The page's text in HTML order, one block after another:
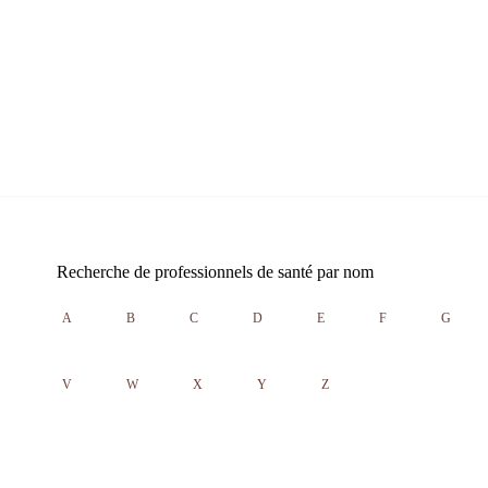
Recherche de professionnels de santé par nom
A B C D E F G
V W X Y Z